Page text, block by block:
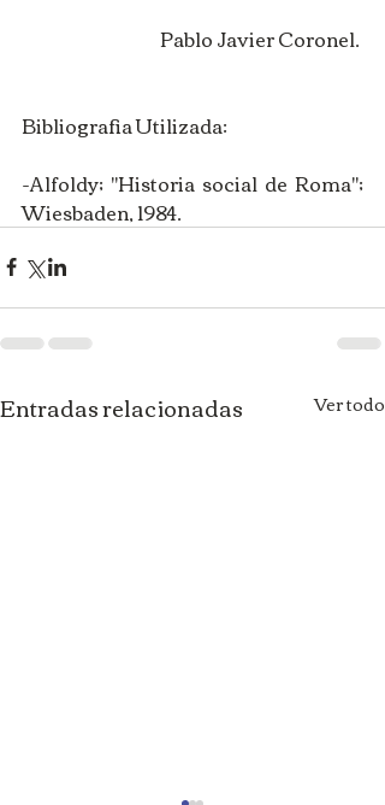
Pablo Javier Coronel.
Bibliografia Utilizada:
-Alfoldy; "Historia social de Roma";
Wiesbaden, 1984.
Entradas relacionadas Ver todo